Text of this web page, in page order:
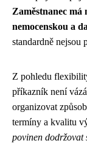
Zaměstnanec má
nemocenskou a
standardně nejsou
Z pohledu
příkazník není
organizovat
termíny a kvalitu
povinen dodržovat